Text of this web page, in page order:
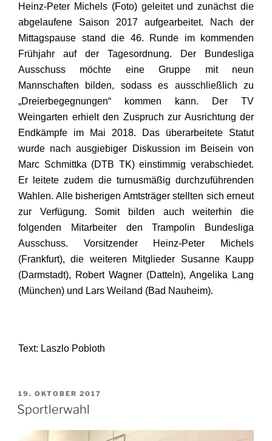
Heinz-Peter Michels (Foto) geleitet und zunächst die
abgelaufene Saison 2017 aufgearbeitet. Nach der
Mittagspause stand die 46. Runde im kommenden
Frühjahr auf der Tagesordnung. Der Bundesliga
Ausschuss möchte eine Gruppe mit neun
Mannschaften bilden, sodass es ausschließlich zu
„Dreierbegegnungen“ kommen kann. Der TV
Weingarten erhielt den Zuspruch zur Ausrichtung der
Endkämpfe im Mai 2018. Das überarbeitete Statut
wurde nach ausgiebiger Diskussion im Beisein von
Marc Schmittka (DTB TK) einstimmig verabschiedet.
Er leitete zudem die turnusmäßig durchzuführenden
Wahlen. Alle bisherigen Amtsträger stellten sich erneut
zur Verfügung. Somit bilden auch weiterhin die
folgenden Mitarbeiter den Trampolin Bundesliga
Ausschuss. Vorsitzender Heinz-Peter Michels
(Frankfurt), die weiteren Mitglieder Susanne Kaupp
(Darmstadt), Robert Wagner (Datteln), Angelika Lang
(München) und Lars Weiland (Bad Nauheim).
Text: Laszlo Pobloth
VERÖFFENTLICHT
AM
19. OKTOBER 2017
Sportlerwahl